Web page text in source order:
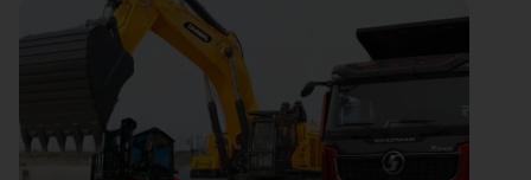
25 тонн
Грунтовые
Комбинированные